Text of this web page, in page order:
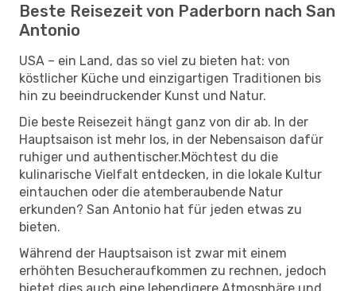
Beste Reisezeit von Paderborn nach San
Antonio
USA – ein Land, das so viel zu bieten hat: von
köstlicher Küche und einzigartigen Traditionen bis
hin zu beeindruckender Kunst und Natur.
Die beste Reisezeit hängt ganz von dir ab. In der
Hauptsaison ist mehr los, in der Nebensaison dafür
ruhiger und authentischer.Möchtest du die
kulinarische Vielfalt entdecken, in die lokale Kultur
eintauchen oder die atemberaubende Natur
erkunden? San Antonio hat für jeden etwas zu
bieten.
Während der Hauptsaison ist zwar mit einem
erhöhten Besucheraufkommen zu rechnen, jedoch